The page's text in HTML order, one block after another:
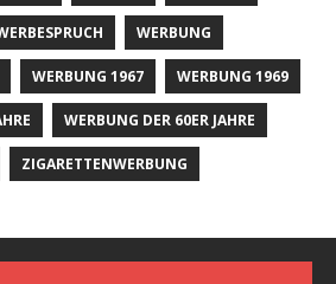
WERBUNG
WERBUNG 1967 WERBUNG 1969
WERBUNG DER 60ER JAHRE
ZIGARETTENWERBUNG